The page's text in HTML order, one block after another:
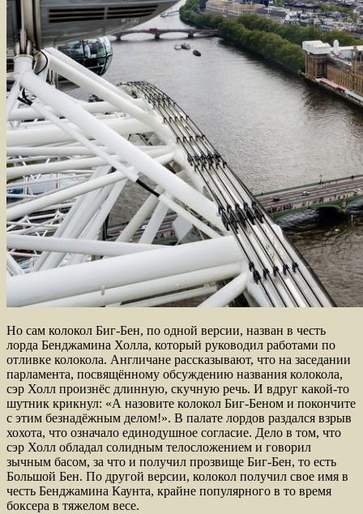
Но сам колокол Биг-Бен, по одной версии, назван в честь
лорда Бенджамина Холла, который руководил работами по
отливке колокола. Англичане рассказывают, что на заседании
парламента, посвящённому обсуждению названия колокола,
сэр Холл произнёс длинную, скучную речь. И вдруг какой-то
шутник крикнул: «А назовите колокол Биг-Беном и покончите
с этим безнадёжным делом!». В палате лордов раздался взрыв
хохота, что означало единодушное согласие. Дело в том, что
сэр Холл обладал солидным телосложением и говорил
зычным басом, за что и получил прозвище Биг-Бен, то есть
Большой Бен. По другой версии, колокол получил свое имя в
честь Бенджамина Каунта, крайне популярного в то время
боксера в тяжелом весе.